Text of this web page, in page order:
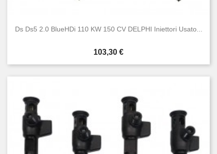
Ds Ds5 2.0 BlueHDi 110 KW 150 CV DELPHI Iniettori Usato...
Prezzo
103,30 €